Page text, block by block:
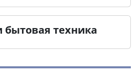
бытовая техника